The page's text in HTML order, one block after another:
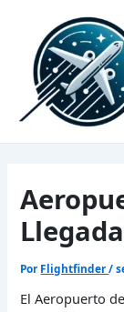
contenido
Por Flightfinder/
El Aeropuerto